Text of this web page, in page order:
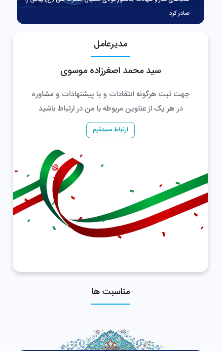
مدیرعامل
سید محمد اصغرزاده موسوی
جهت ثبت هرگونه انتقادات و یا پیشنهادات و مشاوره
در هر یک از عناوین مربوطه با من در ارتباط باشید
ارتباط مستقیم
صادر کرد
مناسبت ها